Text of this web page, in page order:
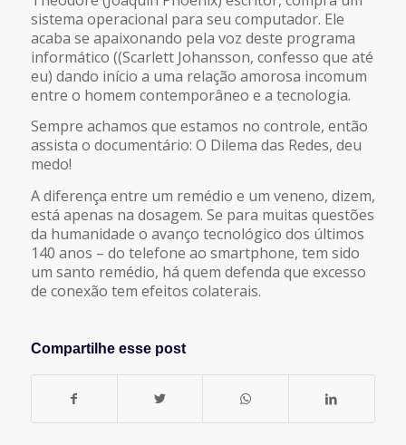
sistema operacional para seu computador. Ele
acaba se apaixonando pela voz deste programa
informático ((Scarlett Johansson, confesso que até
eu) dando início a uma relação amorosa incomum
entre o homem contemporâneo e a tecnologia.
Sempre achamos que estamos no controle, então
assista o documentário: O Dilema das Redes, deu
medo!
A diferença entre um remédio e um veneno, dizem,
está apenas na dosagem. Se para muitas questões
da humanidade o avanço tecnológico dos últimos
140 anos – do telefone ao smartphone, tem sido
um santo remédio, há quem defenda que excesso
de conexão tem efeitos colaterais.
Compartilhe esse post